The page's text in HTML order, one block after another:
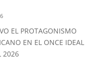
EL PROTAGONISMO
EN EL ONCE IDEAL
2026